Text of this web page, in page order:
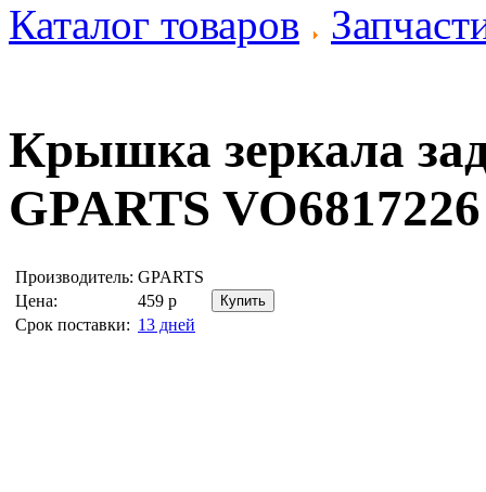
Каталог товаров
Крышка зеркала
GPARTS VO6817226
Производитель: GPARTS
Цена:
459 р
Срок поставки: 13 дней